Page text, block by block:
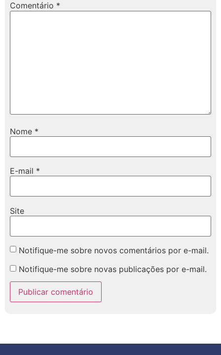
Comentário *
Nome *
E-mail *
Site
Notifique-me sobre novos comentários por e-mail.
Notifique-me sobre novas publicações por e-mail.